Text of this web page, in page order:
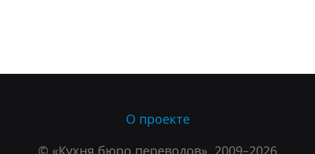
О проекте
© «Кухня бюро переводов», 2009–2026